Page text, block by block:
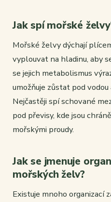
Jak spí mořské
Mořské želvy dýchají
vyplouvat na hladinu, aby
se jejich metabolismus
umožňuje zůstat pod
Nejčastěji spí schované
pod převisy, kde jsou
mořskými proudy.
Jak se jmenuje
mořských želv?
Existuje mnoho organizací